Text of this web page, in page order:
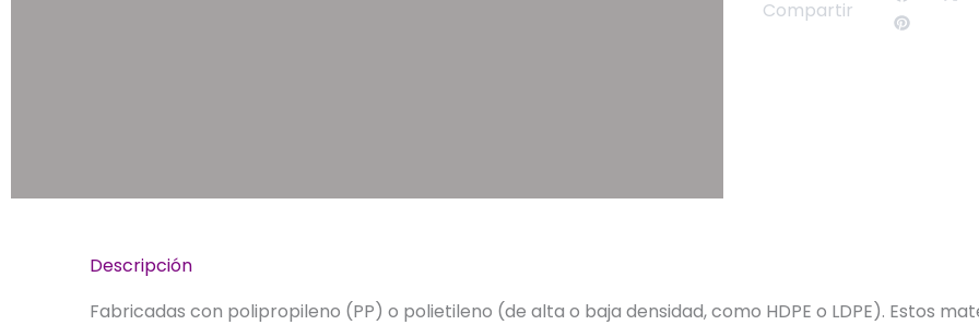
Compartir
Descripción
Fabricadas con polipropileno (PP) o polietileno (de alta o baja densidad, como HDPE o LDPE). Estos